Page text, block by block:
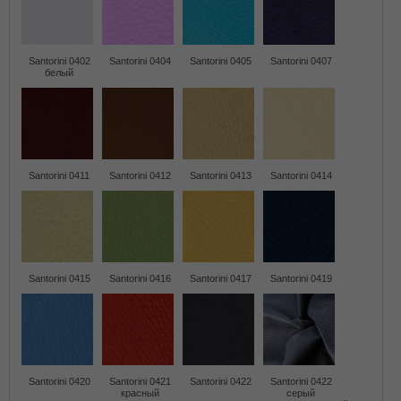
Santorini 0402
белый
Santorini 0404 Santorini 0405 Santorini 0407
Santorini 0411 Santorini 0412 Santorini 0413 Santorini 0414
Santorini 0415 Santorini 0416 Santorini 0417 Santorini 0419
Santorini 0420
Santorini 0421
красный
Santorini 0422
Santorini 0422
серый